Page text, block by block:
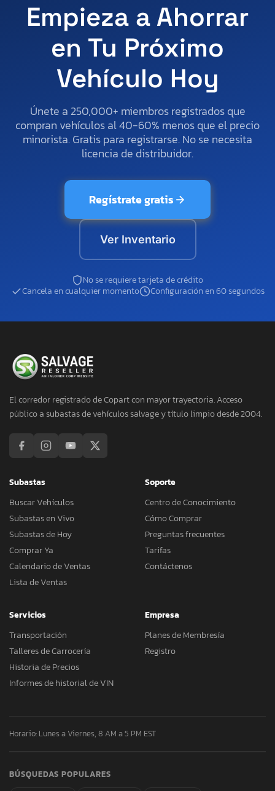
Empieza a Ahorrar
en Tu Próximo
Vehículo Hoy
Únete a 250,000+ miembros registrados que
compran vehículos al 40-60% menos que el precio
minorista. Gratis para registrarse. No se necesita
licencia de distribuidor.
Regístrate gratis
Ver Inventario
No se requiere tarjeta de crédito
Cancela en cualquier momento
Configuración en 60 segundos
El corredor registrado de Copart con mayor trayectoria. Acceso
público a subastas de vehículos salvage y título limpio desde 2004.
Subastas
Buscar Vehículos
Subastas en Vivo
Subastas de Hoy
Comprar Ya
Calendario de Ventas
Lista de Ventas
Soporte
Centro de Conocimiento
Cómo Comprar
Preguntas frecuentes
Tarifas
Contáctenos
Servicios
Transportación
Talleres de Carrocería
Historia de Precios
Informes de historial de VIN
Empresa
Planes de Membresía
Registro
Horario: Lunes a Viernes, 8 AM a 5 PM EST
BÚSQUEDAS POPULARES